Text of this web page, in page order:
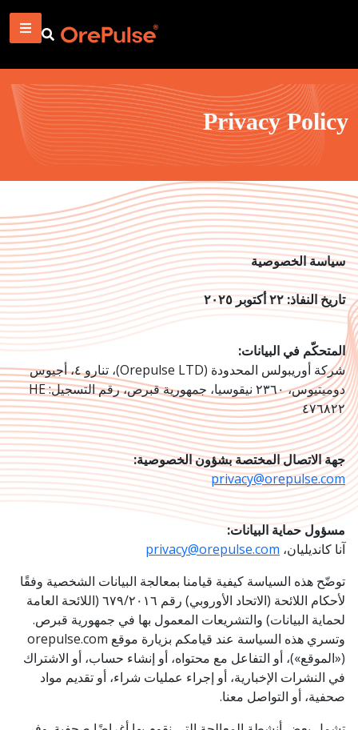
Privacy Policy
سياسة الخصوصية
تاريخ النفاذ: ٢٢ أكتوبر ٢٠٢٥
المتحكّم في البيانات:
شركة أوريبولس المحدودة (Orepulse LTD)
، تنارو ٤، أجيوس
دوميتيوس، ٢٣٦٠ نيقوسيا، جمهورية قبرص، رقم التسجيل:
HE
٤٧٦٨٢٢
جهة الاتصال المختصة بشؤون الخصوصية:
privacy@orepulse.com
مسؤول حماية البيانات:
آنا كانديليان، privacy@orepulse.com
توضّح هذه السياسة كيفية قيامنا بمعالجة البيانات الشخصية وفقًا
لأحكام اللائحة (الاتحاد الأوروبي) رقم ٦٧٩/٢٠١٦ (اللائحة العامة
لحماية البيانات) والتشريعات المعمول بها في جمهورية قبرص.
وتسري هذه السياسة عند قيامكم بزيارة موقع orepulse.com
(«الموقع»)، أو التفاعل مع محتواه، أو إنشاء حساب، أو الاشتراك
في النشرات الإخبارية، أو إجراء عمليات شراء، أو تقديم مواد
صحفية، أو التواصل معنا.